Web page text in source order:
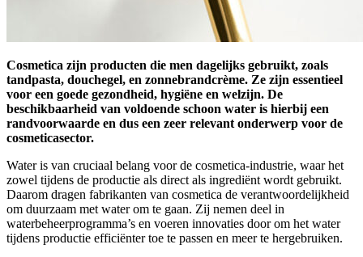
Cosmetica zijn producten die men dagelijks gebruikt, zoals
tandpasta, douchegel, en zonnebrandcrème. Ze zijn essentieel
voor een goede gezondheid, hygiëne en welzijn. De
beschikbaarheid van voldoende schoon water is hierbij een
randvoorwaarde en dus een zeer relevant onderwerp voor de
cosmeticasector.
Water is van cruciaal belang voor de cosmetica-industrie, waar het
zowel tijdens de productie als direct als ingrediënt wordt gebruikt.
Daarom dragen fabrikanten van cosmetica de verantwoordelijkheid
om duurzaam met water om te gaan. Zij nemen deel in
waterbeheerprogramma’s en voeren innovaties door om het water
tijdens productie efficiënter toe te passen en meer te hergebruiken.